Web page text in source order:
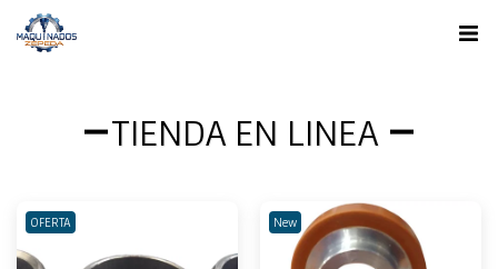
TIENDA EN LINEA
OFERTA New